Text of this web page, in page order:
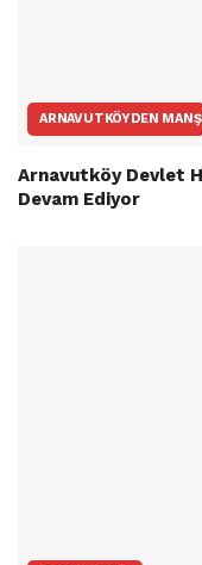
ARNAVUTKÖYDEN
Arnavutköy Devlet
Devam Ediyor